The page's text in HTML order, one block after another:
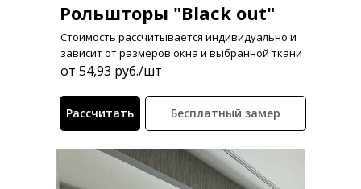
Рольшторы "Black out"
Стоимость рассчитывается индивидуально и
зависит от размеров окна и выбранной ткани
от 54,93 руб./шт
Рассчитать Бесплатный замер